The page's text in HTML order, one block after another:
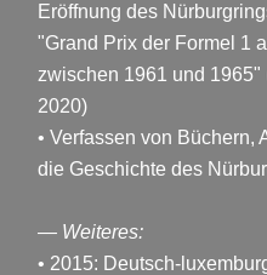
Eröffnung des
"Grand Prix der Formel 1
zwischen 1961 und
2020)
• Verfassen von Büchern,
die Geschichte des
— Weiteres:
• 2015: Deutsch-